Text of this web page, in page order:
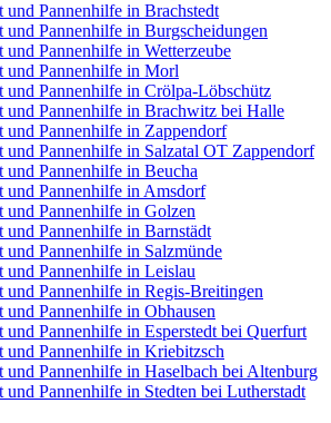
und Pannenhilfe in Brachstedt
und Pannenhilfe in Burgscheidungen
und Pannenhilfe in Wetterzeube
und Pannenhilfe in Morl
und Pannenhilfe in Crölpa-Löbschütz
und Pannenhilfe in Brachwitz bei Halle
und Pannenhilfe in Zappendorf
und Pannenhilfe in Salzatal OT Zappendorf
und Pannenhilfe in Beucha
und Pannenhilfe in Amsdorf
und Pannenhilfe in Golzen
und Pannenhilfe in Barnstädt
und Pannenhilfe in Salzmünde
und Pannenhilfe in Leislau
und Pannenhilfe in Regis-Breitingen
und Pannenhilfe in Obhausen
und Pannenhilfe in Esperstedt bei Querfurt
und Pannenhilfe in Kriebitzsch
und Pannenhilfe in Haselbach bei Altenburg
und Pannenhilfe in Stedten bei Lutherstadt